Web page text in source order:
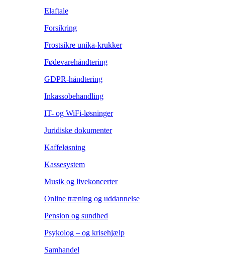
Elaftale
Forsikring
Frostsikre unika-krukker
Fødevarehåndtering
GDPR-håndtering
Inkassobehandling
IT- og WiFi-løsninger
Juridiske dokumenter
Kaffeløsning
Kassesystem
Musik og livekoncerter
Online træning og uddannelse
Pension og sundhed
Psykolog – og krisehjælp
Samhandel